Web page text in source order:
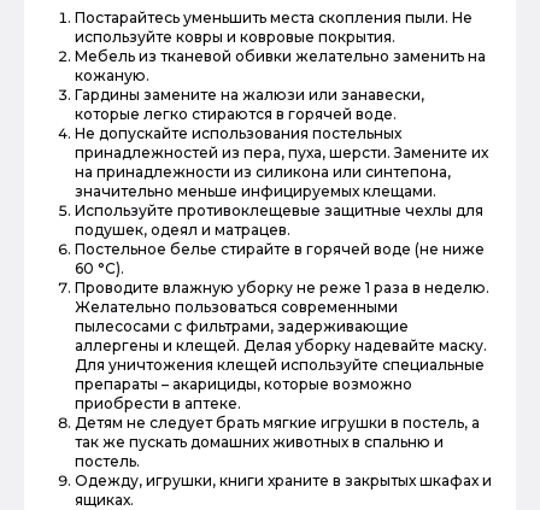
Постарайтесь уменьшить места скопления пыли. Не
используйте ковры и ковровые покрытия.
Мебель из тканевой обивки желательно заменить на
кожаную.
Гардины замените на жалюзи или занавески,
которые легко стираются в горячей воде.
Не допускайте использования постельных
принадлежностей из пера, пуха, шерсти. Замените их
на принадлежности из силикона или синтепона,
значительно меньше инфицируемых клещами.
Используйте противоклещевые защитные чехлы для
подушек, одеял и матрацев.
Постельное белье стирайте в горячей воде (не ниже
60 °С).
Проводите влажную уборку не реже 1 раза в неделю.
Желательно пользоваться современными
пылесосами с фильтрами, задерживающие
аллергены и клещей. Делая уборку надевайте маску.
Для уничтожения клещей используйте специальные
препараты – акарициды, которые возможно
приобрести в аптеке.
Детям не следует брать мягкие игрушки в постель, а
так же пускать домашних животных в спальню и
постель.
Одежду, игрушки, книги храните в закрытых шкафах и
ящиках.